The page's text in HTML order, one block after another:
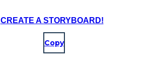
CREATE A STORYBOARD!
Copy